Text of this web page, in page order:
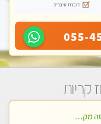
דוברת עיברית
055-
קריות
עיסוי טנטרה ממעסה מקצועית חוויה מעולם אחר שכל אחד צריך לנסות ללא מין !!!